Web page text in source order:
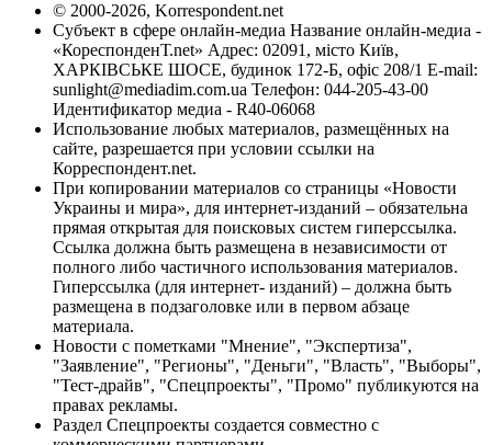
© 2000-2026, Korrespondent.net
Субъект в сфере онлайн-медиа Название онлайн-медиа -
«КореспонденТ.net» Адрес: 02091, місто Київ,
ХАРКІВСЬКЕ ШОСЕ, будинок 172-Б, офіс 208/1 E-mail:
sunlight@mediadim.com.ua Телефон: 044-205-43-00
Идентификатор медиа - R40-06068
Использование любых материалов, размещённых на
сайте, разрешается при условии ссылки на
Корреспондент.net.
При копировании материалов со страницы «Новости
Украины и мира», для интернет-изданий – обязательна
прямая открытая для поисковых систем гиперссылка.
Ссылка должна быть размещена в независимости от
полного либо частичного использования материалов.
Гиперссылка (для интернет- изданий) – должна быть
размещена в подзаголовке или в первом абзаце
материала.
Новости с пометками "Мнение", "Экспертиза",
"Заявление", "Регионы", "Деньги", "Власть", "Выборы",
"Тест-драйв", "Спецпроекты", "Промо" публикуются на
правах рекламы.
Раздел Спецпроекты создается совместно с